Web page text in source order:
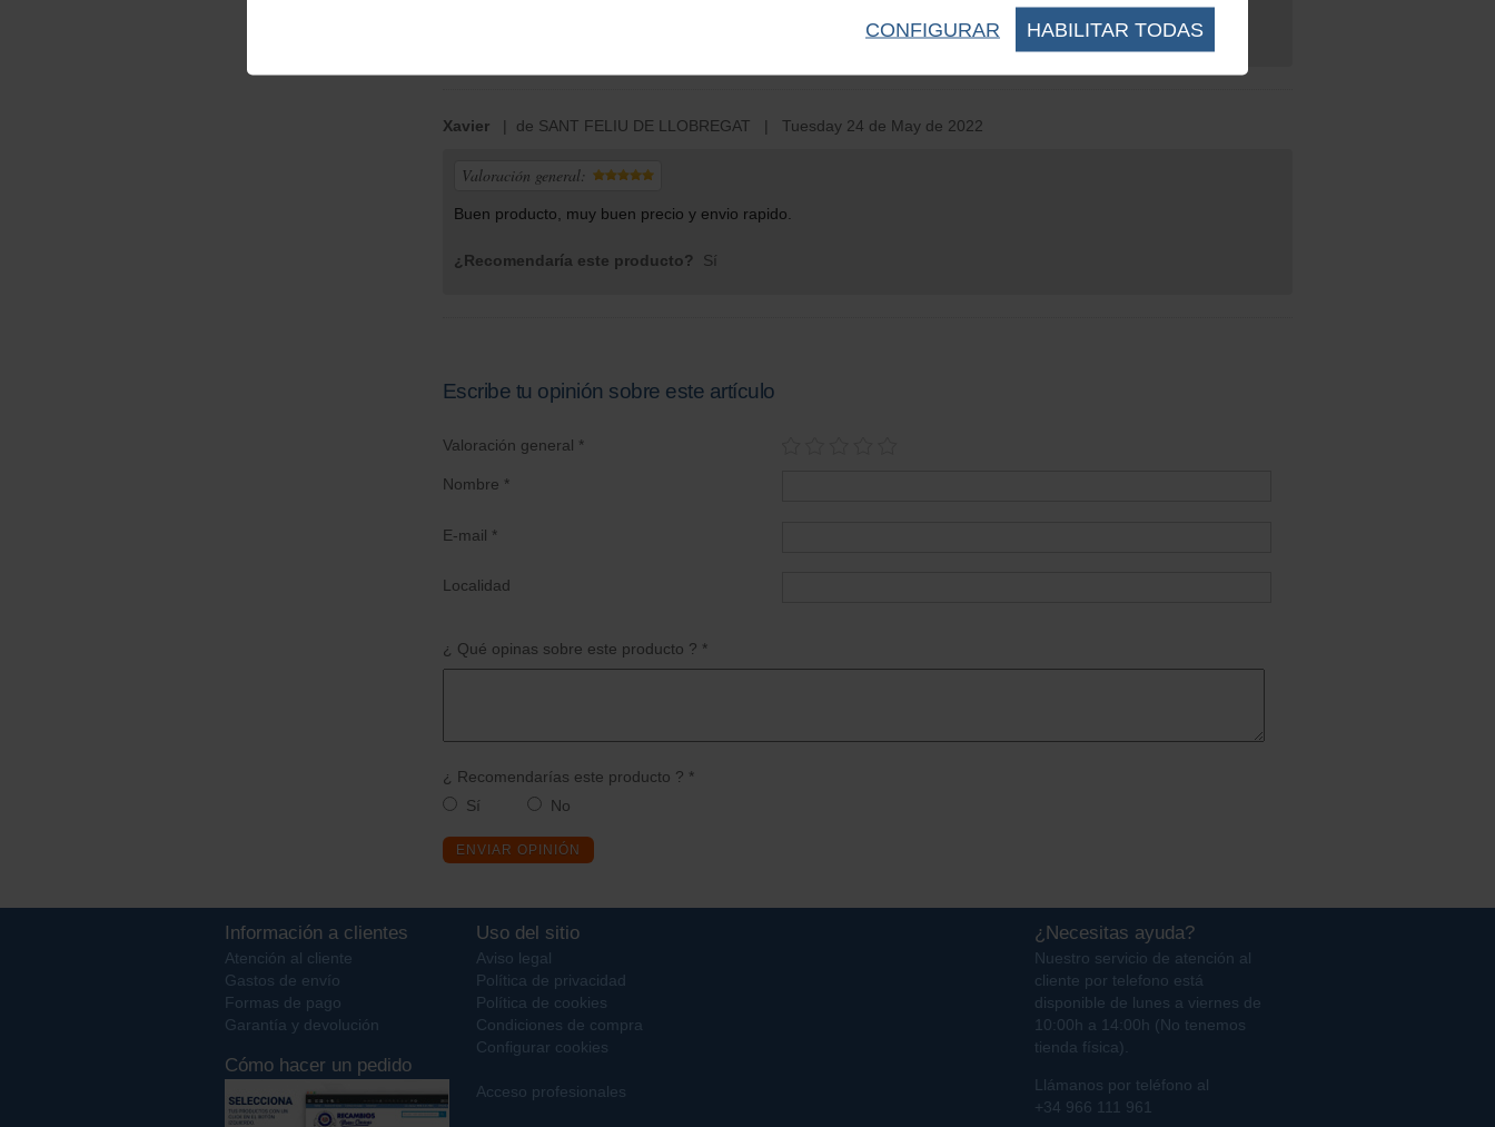
Xavier| de SANT FELIU DE LLOBREGAT | Tuesday 24 de May de 2022
Valoración general:
Buen producto, muy buen precio y envio rapido.
¿Recomendaría este producto? Sí
Escribe tu opinión sobre este artículo
Valoración general *
Nombre *
E-mail *
Localidad
¿ Qué opinas sobre este producto ? *
¿ Recomendarías este producto ? *
Sí
No
ENVIAR OPINIÓN
Información a clientes
Atención al cliente
Gastos de envío
Formas de pago
Garantía y devolución
Cómo hacer un pedido
Uso del sitio
Aviso legal
Política de privacidad
Política de cookies
Condiciones de compra
Configurar cookies
Acceso profesionales
¿Necesitas ayuda?
Nuestro servicio de atención al
cliente por telefono está
disponible de lunes a viernes de
10:00h a 14:00h (No tenemos
tienda física).
Llámanos por teléfono al
+34 966 111 961
CONFIGURAR HABILITAR TODAS